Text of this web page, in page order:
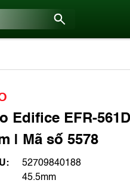
Edifice EFR-
| Mã số 5578
52709840188
45.5mm